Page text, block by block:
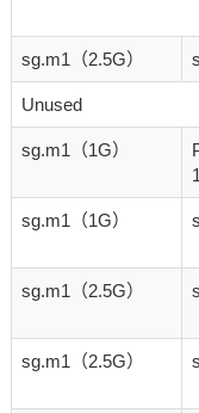
sg.m1（2.5G）
Unused
sg.m1（1G）
sg.m1（1G）
sg.m1（2.5G）
sg.m1（2.5G）